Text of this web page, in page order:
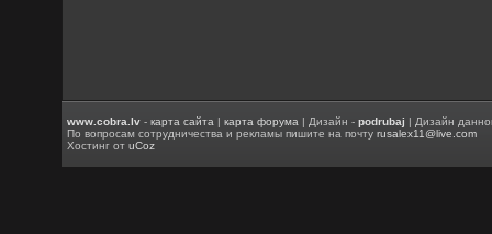
www.cobra.lv -карта сайта |карта форума | Дизайн -podrubaj | Дизайн
По вопросам сотрудничества и рекламы пишите на почтуrusalex11@live.com
Хостинг отuCoz